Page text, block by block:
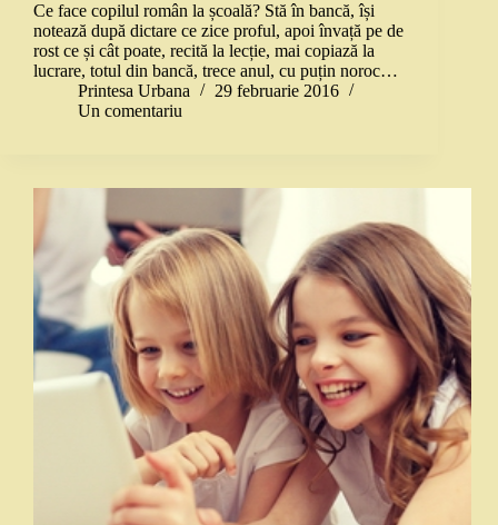
Ce face copilul român la școală? Stă în bancă, își
notează după dictare ce zice proful, apoi învață pe de
rost ce și cât poate, recită la lecție, mai copiază la
lucrare, totul din bancă, trece anul, cu puțin noroc…
Printesa Urbana
29 februarie 2016
Un comentariu